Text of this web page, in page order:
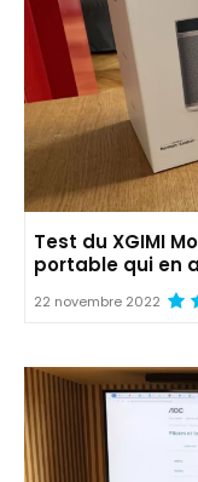
Test du XGIMI
portable qui en
22 novembre 2022